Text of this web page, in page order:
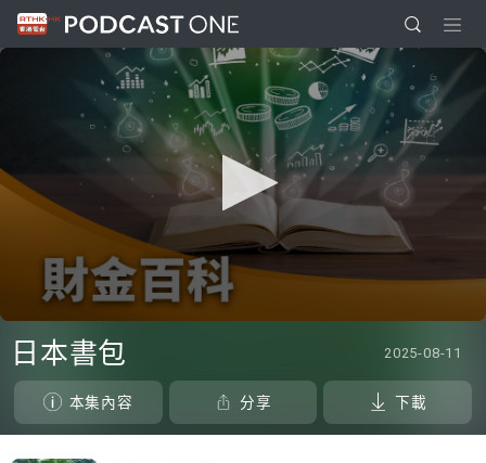
seconds
seconds
日本書包 2025-08-11
本集內容 分享 下載